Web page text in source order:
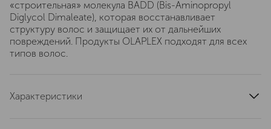
«строительная» молекула BADD (Bis-Aminopropyl
Diglycol Dimaleate), которая восстанавливает
структуру волос и защищает их от дальнейших
повреждений. Продукты OLAPLEX подходят для всех
типов волос.
Характеристики